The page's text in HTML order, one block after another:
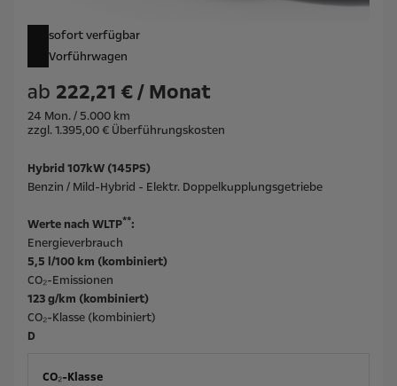
sofort verfügbar
Vorführwagen
ab 222,21 € / Monat
24 Mon. / 5.000 km
zzgl. 1.395,00 € Überführungskosten
Hybrid 107kW (145PS)
Benzin / Mild-Hybrid - Elektr. Doppelkupplungsgetriebe
Werte nach WLTP**:
Energieverbrauch
5,5 l/100 km (kombiniert)
CO₂-Emissionen
123 g/km (kombiniert)
CO₂-Klasse (kombiniert)
D
CO₂-Klasse